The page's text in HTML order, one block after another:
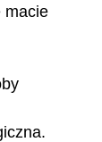
macie